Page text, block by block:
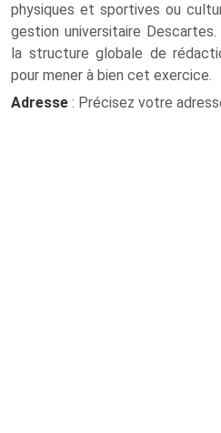
physiques et sportives ou
gestion universitaire
la structure globale de
pour mener à bien cet exercice.
Adresse : Précisez votre